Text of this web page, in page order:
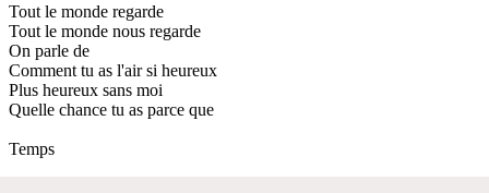
Tout le monde regarde
Tout le monde nous regarde
On parle de
Comment tu as l'air si heureux
Plus heureux sans moi
Quelle chance tu as parce que
Temps